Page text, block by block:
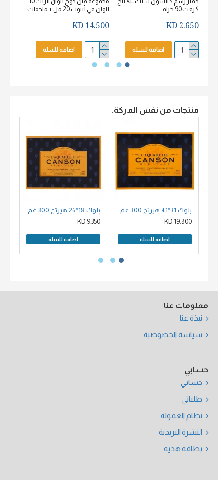
كرفت 90 جرام
2.650 KD
اضافة للسلة
ألوان في أنبوب 20 مل + ملحقات
14.500 KD
اضافة للسلة
منتجات من نفس الماركة.
19.800 KD
اضافة للسلة
9.350 KD
اضافة للسلة
معلومات عنا
نبذة عنا
سياسة الخصوصية
حسابي
حسابي
طلباتي
نظام العمولة
النشرة البريدية
بطاقة هدية